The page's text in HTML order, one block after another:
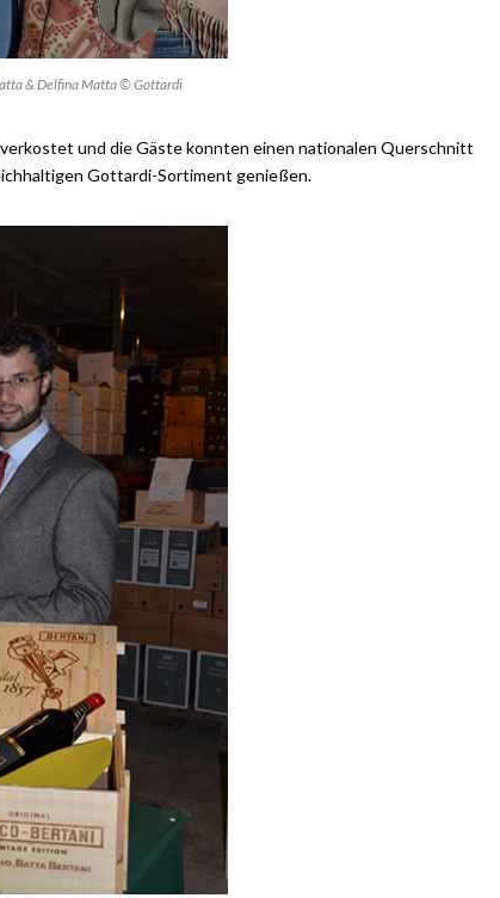
& Delfina Matta © Gottardi
und die Gäste konnten einen nationalen Querschnitt
Gottardi-Sortiment genießen.